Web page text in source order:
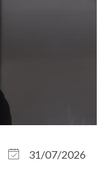
31/07/2026